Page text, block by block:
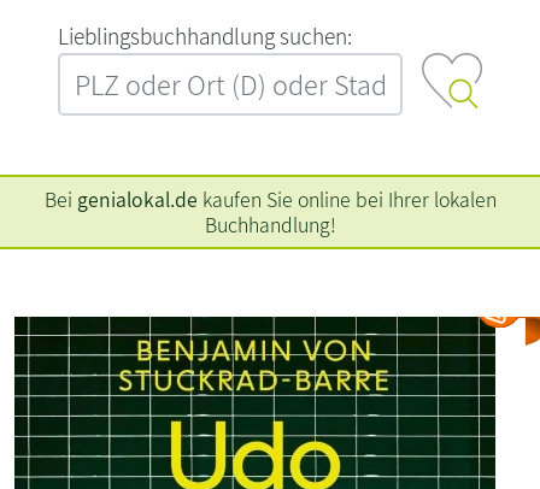
L‍i‍e‍b‍l‍i‍n‍g‍s‍b‍u‍c‍h‍h‍a‍n‍d‍l‍u‍n‍g‍ ‍s‍u‍c‍h‍e‍n‍:‍
Bei genialokal.de kaufen Sie online bei Ihrer lokalen
Buchhandlung!